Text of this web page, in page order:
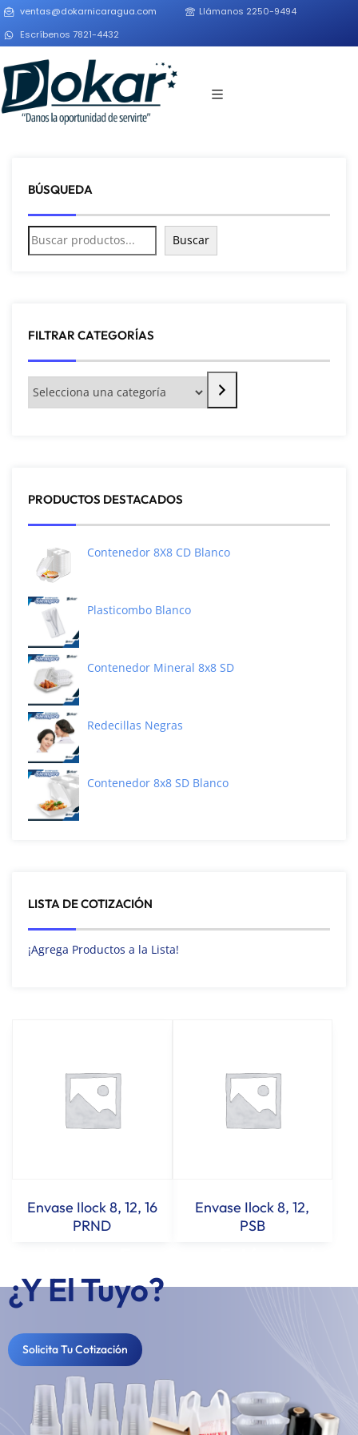
ventas@dokarnicaragua.com
Llámanos 2250-9494
Escríbenos 7821-4432
BÚSQUEDA
Buscar
FILTRAR CATEGORÍAS
PRODUCTOS DESTACADOS
Contenedor 8X8 CD Blanco
Plasticombo Blanco
Contenedor Mineral 8x8 SD
Redecillas Negras
Contenedor 8x8 SD Blanco
LISTA DE COTIZACIÓN
¡Agrega Productos a la Lista!
Envase Ilock 8, 12, 16
PRND
Envase Ilock 8, 12,
PSB
¿Y El Tuyo?
Solicita Tu Cotización